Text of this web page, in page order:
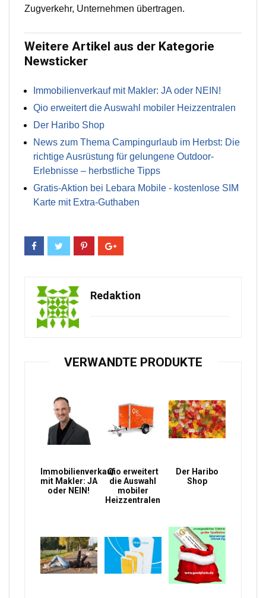
Zugverkehr, Unternehmen übertragen.
Weitere Artikel aus der Kategorie
Newsticker
Immobilienverkauf mit Makler: JA oder NEIN!
Qio erweitert die Auswahl mobiler Heizzentralen
Der Haribo Shop
News zum Thema Campingurlaub im Herbst: Die
richtige Ausrüstung für gelungene Outdoor-
Erlebnisse – herbstliche Tipps
Gratis-Aktion bei Lebara Mobile - kostenlose SIM
Karte mit Extra-Guthaben
Redaktion
VERWANDTE PRODUKTE
Immobilienverkauf
mit Makler: JA
oder NEIN!
Qio erweitert
die Auswahl
mobiler
Heizzentralen
Der Haribo
Shop